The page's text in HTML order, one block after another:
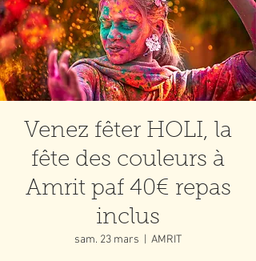
Venez fêter HOLI, la
fête des couleurs à
Amrit paf 40€ repas
inclus
sam. 23 mars AMRIT